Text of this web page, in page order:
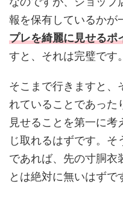
報を保有しているかが
プレを綺麗に見せるポ
すと、それは完璧です。
そこまで行きますと、
れていることであった
見せることを第一に
じ取れるはずです。
であれば、先の寸胴衣
とは絶対に無いはずで